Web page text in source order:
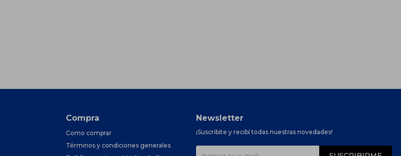
Compra
Como comprar
Términos y condiciones generales
Newsletter
¡Suscribite y recibí todas nuestras novedades!